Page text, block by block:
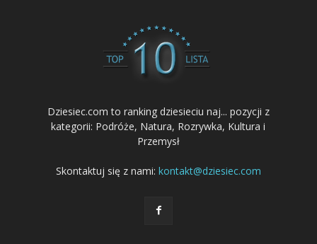
Dziesiec.com to ranking dziesieciu naj... pozycji z
kategorii: Podróże, Natura, Rozrywka, Kultura i
Przemysł
Skontaktuj się z nami: kontakt@dziesiec.com